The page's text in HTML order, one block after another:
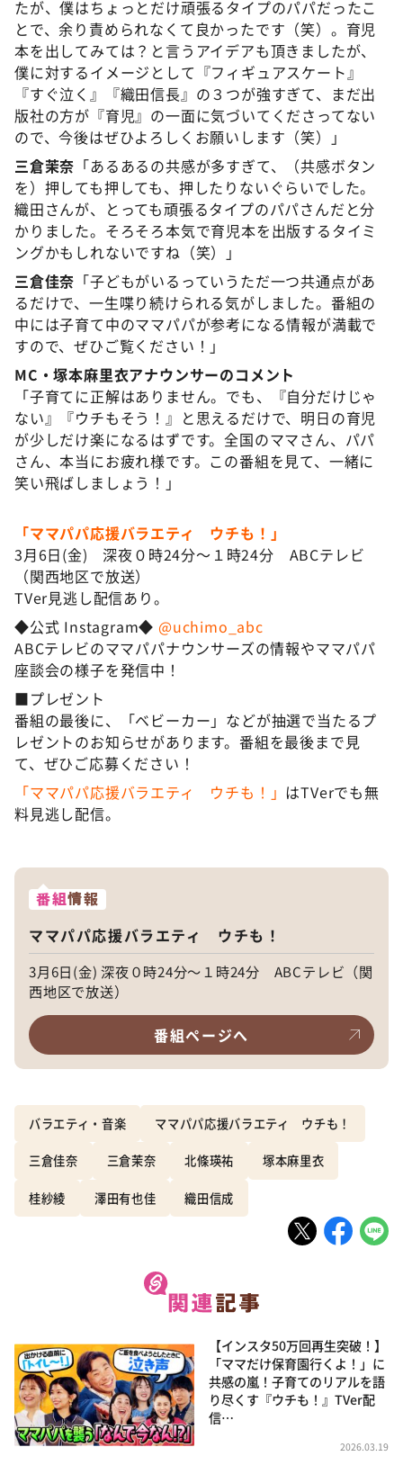
たが、僕はちょっとだけ頑張るタイプのパパだったこ
とで、余り責められなくて良かったです（笑）。育児
本を出してみては？と言うアイデアも頂きましたが、
僕に対するイメージとして『フィギュアスケート』
『すぐ泣く』『織田信長』の３つが強すぎて、まだ出
版社の方が『育児』の一面に気づいてくださってない
ので、今後はぜひよろしくお願いします（笑）」
三倉茉奈 「あるあるの共感が多すぎて、（共感ボタン
を）押しても押しても、押したりないぐらいでした。
織田さんが、とっても頑張るタイプのパパさんだと分
かりました。そろそろ本気で育児本を出版するタイミ
ングかもしれないですね（笑）」
三倉佳奈 「子どもがいるっていうただ一つ共通点があ
るだけで、一生喋り続けられる気がしました。番組の
中には子育て中のママパパが参考になる情報が満載で
すので、ぜひご覧ください！」
MC・塚本麻里衣アナウンサーのコメント
「子育てに正解はありません。でも、『自分だけじゃ
ない』『ウチもそう！』と思えるだけで、明日の育児
が少しだけ楽になるはずです。全国のママさん、パパ
さん、本当にお疲れ様です。この番組を見て、一緒に
笑い飛ばしましょう！」
「ママパパ応援バラエティ ウチも！」
3月6日(金) 深夜０時24分～１時24分 ABCテレビ
（関西地区で放送）
TVer見逃し配信あり。
◆公式 Instagram◆ @uchimo_abc
ABCテレビのママパパナウンサーズの情報やママパパ
座談会の様子を発信中！
■プレゼント
番組の最後に、「ベビーカー」などが抽選で当たるプ
レゼントのお知らせがあります。番組を最後まで見
て、ぜひご応募ください！
「ママパパ応援バラエティ ウチも！」 はTVerでも無
料見逃し配信。
番組情報
ママパパ応援バラエティ ウチも！
3月6日(金) 深夜０時24分～１時24分 ABCテレビ（関
西地区で放送）
番組ページへ
バラエティ・音楽 ママパパ応援バラエティ ウチも！
三倉佳奈 三倉茉奈 北條瑛祐 塚本麻里衣
桂紗綾 澤田有也佳 織田信成
【インスタ50万回再生突破！】
「ママだけ保育園行くよ！」に
共感の嵐！子育てのリアルを語
り尽くす『ウチも！』TVer配
信…
2026.03.19